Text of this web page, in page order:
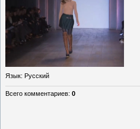
Язык: Русский
Всего комментариев: 0